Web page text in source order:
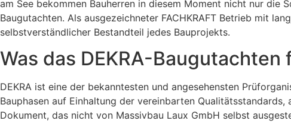
am See bekommen Bauherren in diesem Moment nicht nur die
Baugutachten. Als ausgezeichneter FACHKRAFT Betrieb mit
selbstverständlicher Bestandteil jedes Bauprojekts.
Was das DEKRA-
DEKRA ist eine der bekanntesten und angesehensten
Bauphasen auf Einhaltung der vereinbarten
Dokument, das nicht von Massivbau Laux GmbH selbst